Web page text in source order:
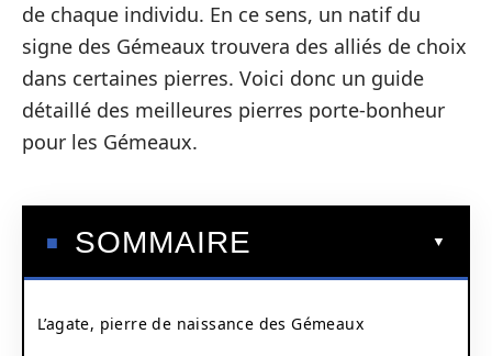
de chaque individu. En ce sens, un natif du
signe des Gémeaux trouvera des alliés de choix
dans certaines pierres. Voici donc un guide
détaillé des meilleures pierres porte-bonheur
pour les Gémeaux.
SOMMAIRE
L’agate, pierre de naissance des Gémeaux